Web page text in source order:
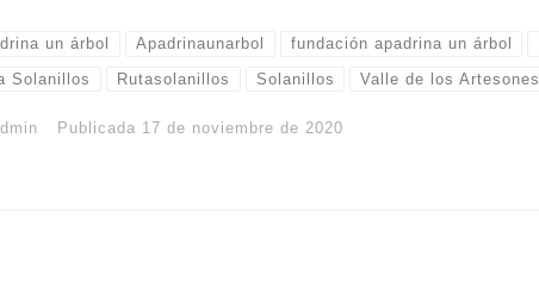
un árbol Apadrinaunarbol fundación apadrina un árbol
Solanillos Rutasolanillos Solanillos Valle de los Artesones
Publicada 17 de noviembre de 2020